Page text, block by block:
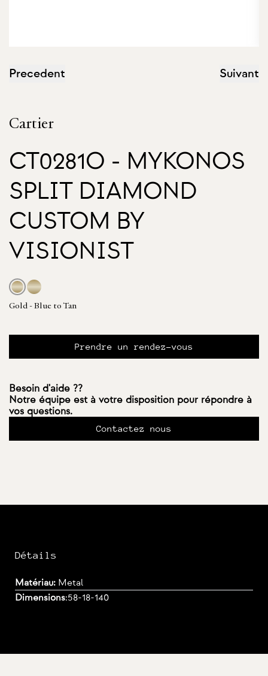
Precedent Suivant
Cartier
CT0281O - MYKONOS
SPLIT DIAMOND
CUSTOM BY
VISIONIST
Gold - Blue to Tan
Prendre un rendez-vous
Besoin d'aide ??
Notre équipe est à votre disposition pour répondre à
vos questions.
Contactez nous
Détails
Matériau: Metal
Dimensions:58-18-140